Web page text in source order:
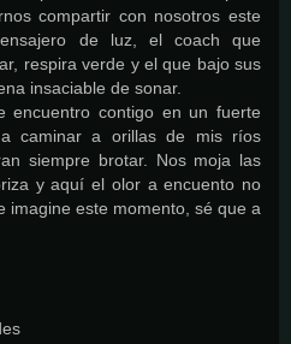
compartir con nosotros este
de luz, el coach que
respira verde y el que bajo sus
insaciable de sonar.
encuentro contigo en un fuerte
caminar a orillas de mis ríos
siempre brotar. Nos moja las
y aquí el olor a encuento no
imagine este momento, sé que a